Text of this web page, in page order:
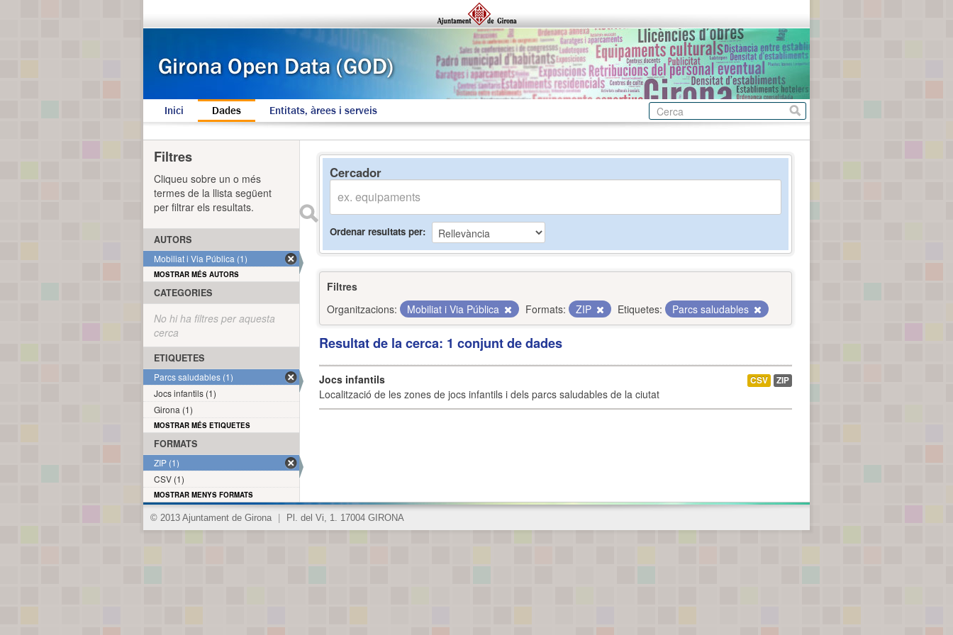
Inici Dades Entitats, àrees i serveis
Cercador
Ordenar resultats per
Filtres
Organitzacions:
Mobiliat i Via Pública Formats: ZIP Etiquetes: Parcs saludables
Resultat de la cerca: 1 conjunt de dades
Jocs infantils
Localització de les zones de jocs infantils i dels parcs saludables de la ciutat
CSV ZIP
Filtres
Cliqueu sobre un o més
termes de la llista següent
per filtrar els resultats.
AUTORS
Mobiliat i Via Pública (1)
MOSTRAR MÉS AUTORS
CATEGORIES
No hi ha filtres per aquesta
cerca
ETIQUETES
Parcs saludables (1)
Jocs infantils (1)
Girona (1)
MOSTRAR MÉS ETIQUETES
FORMATS
ZIP (1)
CSV (1)
MOSTRAR MENYS FORMATS
© 2013 Ajuntament de Girona Pl. del Vi, 1. 17004 GIRONA